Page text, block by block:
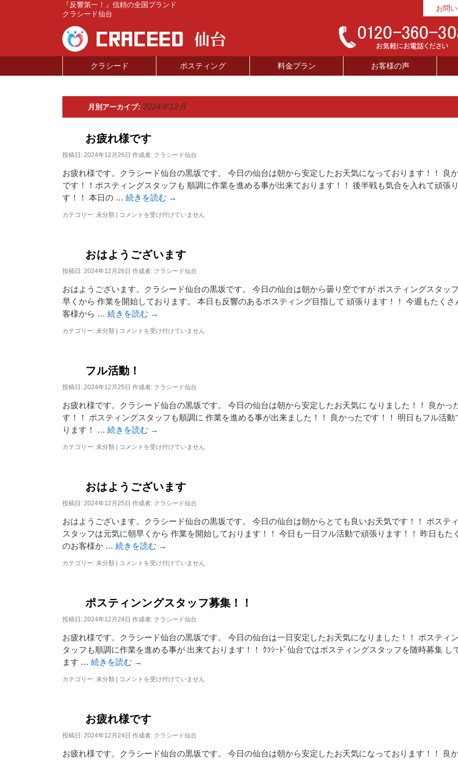
『反響第一！』信頼の全国ブランド
クラシード仙台
お問
ス
キ
クラシード ポスティング 料金プラン お客様の声
月別アーカイブ: 2024年12月
お疲れ様です
投稿日: 2024年12月26日 作成者: クラシード仙台
お疲れ様です。クラシード仙台の黒坂です。 今日の仙台は朝から安定したお天気になっております！！ 良
です！！ポスティングスタッフも 順調に作業を進める事が出来ております！！ 後半戦も気合を入れて頑張
す！！ 本日の … 続きを読む →
カテゴリー: 未分類
お
で
す
は
コメントを受け付けていません
おはようございます
投稿日: 2024年12月26日 作成者: クラシード仙台
おはようございます。クラシード仙台の黒坂です。 今日の仙台は朝から曇り空ですが ポスティングスタッ
早くから 作業を開始しております。 本日も反響のあるポスティング目指して 頑張ります！！ 今週もたくさ
客様から … 続きを読む →
カテゴリー: 未分類
お
ご
ざ
い
す
は
コメントを受け付けていません
フル活動！
投稿日: 2024年12月25日 作成者: クラシード仙台
お疲れ様です。クラシード仙台の黒坂です。 今日の仙台は朝から安定したお天気に なりました！！ 良かっ
す！！ ポスティングスタッフも順調に 作業を進める事が出来ました！！ 良かったです！！ 明日もフル活動
ります！ … 続きを読む →
カテゴリー: 未分類
フ
は
コメントを受け付けていません
おはようございます
投稿日: 2024年12月25日 作成者: クラシード仙台
おはようございます。クラシード仙台の黒坂です。 今日の仙台は朝からとても良いお天気です！！ ポステ
スタッフは元気に朝早くから 作業を開始しております！！ 今日も一日フル活動で頑張ります！！ 昨日もた
のお客様か … 続きを読む →
カテゴリー: 未分類
お
ご
ざ
い
す
は
コメントを受け付けていません
ポスティンングスタッフ募集！！
投稿日: 2024年12月24日 作成者: クラシード仙台
お疲れ様です。クラシード仙台の黒坂です。 今日の仙台は一日安定したお天気になりました！！ ポスティ
タッフも順調に作業を進める事が 出来ております！！ ｸﾗｼｰﾄﾞ仙台ではポスティングスタッフを随時募集 し
ます … 続きを読む →
カテゴリー: 未分類
ポ
ン
ン
グ
タ
コメントを受け付けていません
お疲れ様です
投稿日: 2024年12月24日 作成者: クラシード仙台
お疲れ様です。クラシード仙台の黒坂です。 今日の仙台は朝から安定したお天気になっております！！ 良